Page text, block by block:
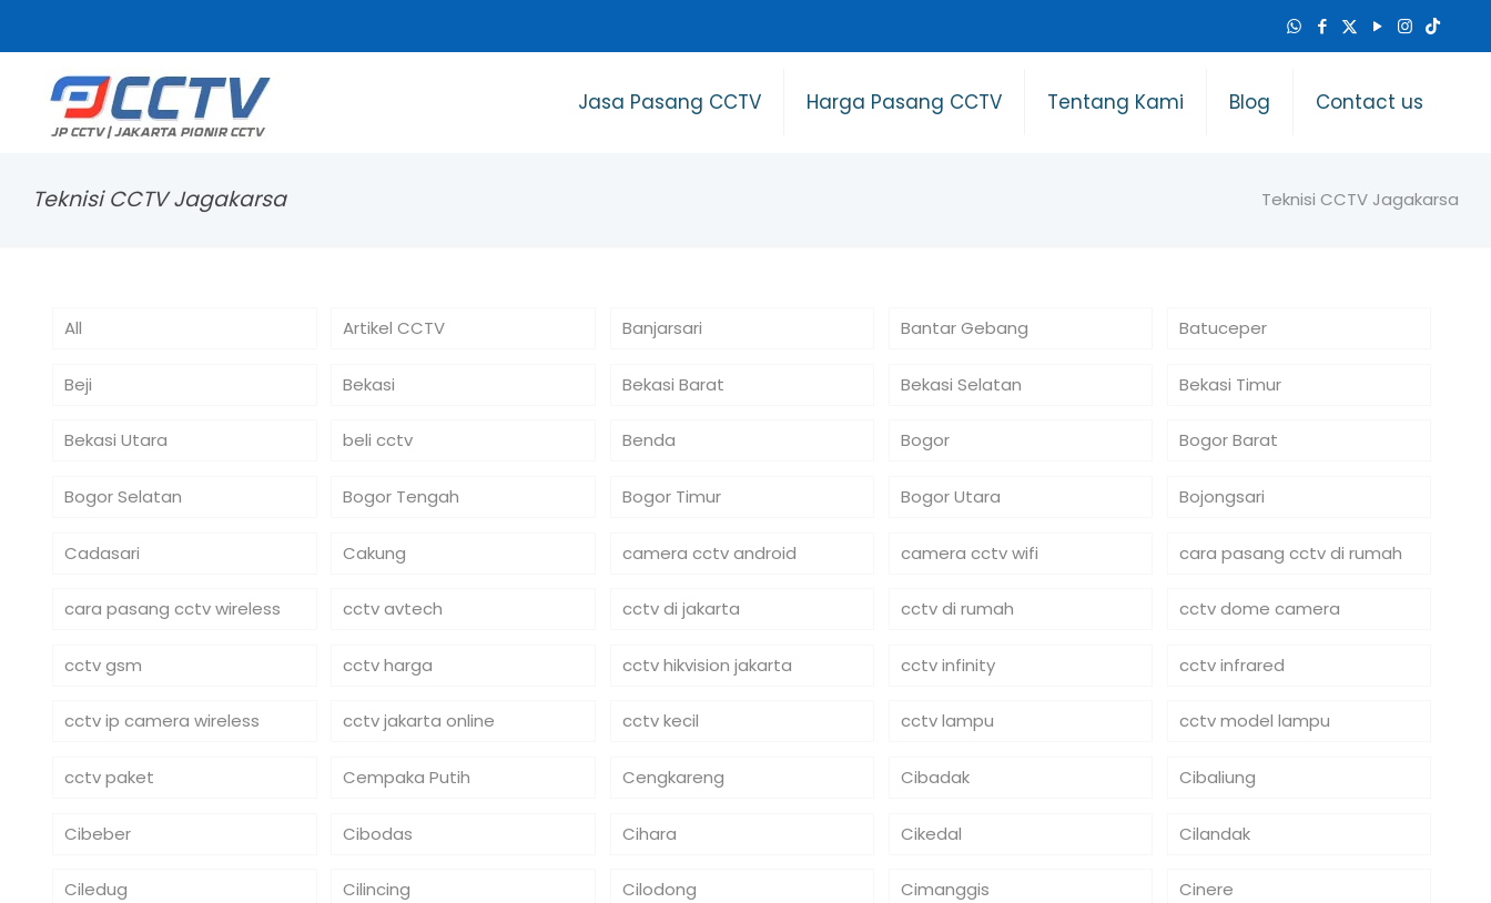
Jasa Pasang CCTV Harga Pasang CCTV Tentang Kami Blog Contact us
Teknisi CCTV Jagakarsa Teknisi CCTV Jagakarsa
All Artikel CCTV Banjarsari Bantar Gebang Batuceper
Beji Bekasi Bekasi Barat Bekasi Selatan Bekasi Timur
Bekasi Utara beli cctv Benda Bogor Bogor Barat
Bogor Selatan Bogor Tengah Bogor Timur Bogor Utara Bojongsari
Cadasari Cakung camera cctv android camera cctv wifi cara pasang cctv di rumah
cara pasang cctv wireless cctv avtech cctv di jakarta cctv di rumah cctv dome camera
cctv gsm cctv harga cctv hikvision jakarta cctv infinity cctv infrared
cctv ip camera wireless cctv jakarta online cctv kecil cctv lampu cctv model lampu
cctv paket Cempaka Putih Cengkareng Cibadak Cibaliung
Cibeber Cibodas Cihara Cikedal Cilandak
Ciledug Cilincing Cilodong Cimanggis Cinere